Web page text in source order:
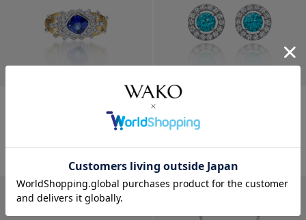
ピアス〈PTパライバトルマリ
¥ 2,640,000